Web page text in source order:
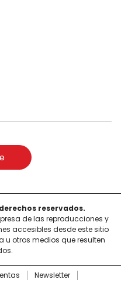
derechos reservados.
de las reproducciones y
accesibles desde este sitio
otros medios que resulten
Newsletter